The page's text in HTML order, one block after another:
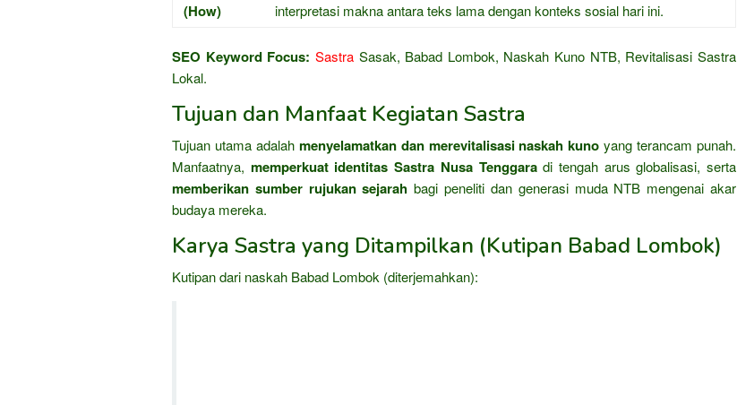
(How)
interpretasi makna antara teks lama dengan konteks sosial hari ini.
SEO Keyword Focus: SastraSasak, Babad Lombok, Naskah Kuno NTB, Revitalisasi Sastra
Lokal.
Tujuan dan Manfaat Kegiatan Sastra
Tujuan utama adalah menyelamatkan dan merevitalisasi naskah kuno yang terancam punah.
Manfaatnya, memperkuat identitas Sastra Nusa Tenggaradi tengah arus globalisasi, serta
memberikan sumber rujukan sejarah bagi peneliti dan generasi muda NTB mengenai akar
budaya mereka.
Karya Sastra yang Ditampilkan (Kutipan Babad Lombok)
Kutipan dari naskah Babad Lombok (diterjemahkan):